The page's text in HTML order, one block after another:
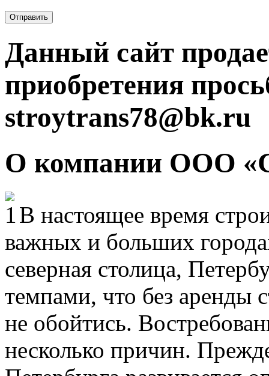
Отправить
Данный сайт
приобретения
stroytrans78@bk.ru
О компании ООО
В настоящее время
важных и больших
северная столица,
темпами, что без аренды
не обойтись.
несколько причин.